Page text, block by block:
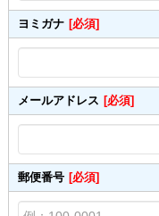
ヨミガナ [必須]
メールアドレス [必須]
郵便番号 [必須]